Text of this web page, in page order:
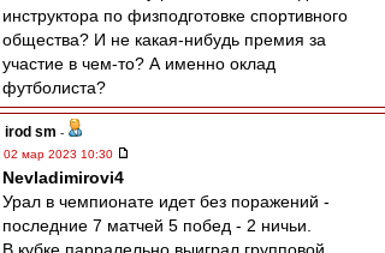
инструктора по физподготовке спортивного
общества? И не какая-нибудь премия за
участие в чем-то? А именно оклад
футболиста?
irod sm -
02 мар 2023 10:30
Nevladimirovi4
Урал в чемпионате идет без поражений -
последние 7 матчей 5 побед - 2 ничьи.